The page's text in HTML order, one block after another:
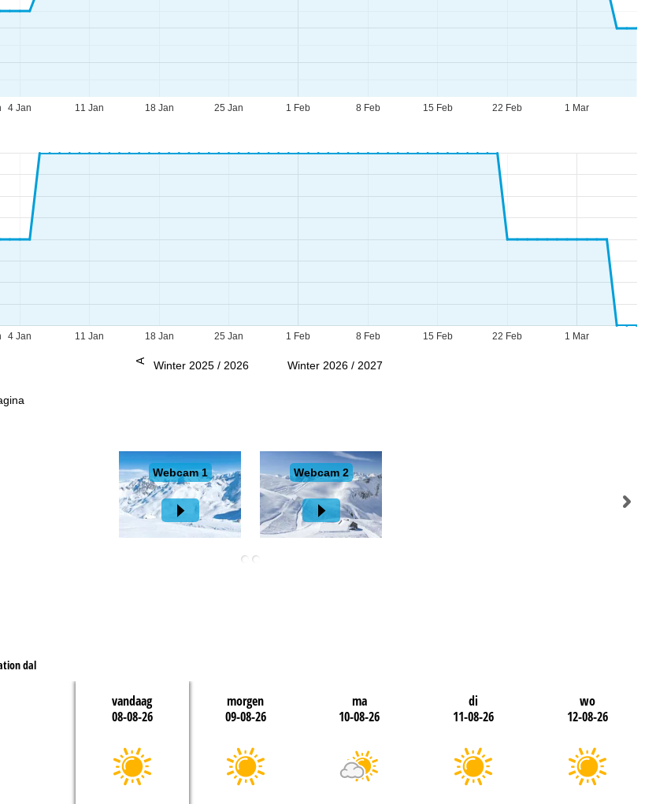
Advies
1 Feb 1 Mar
4 Jan 11 Jan 18 Jan 25 Jan 8 Feb 15 Feb 22 Feb
1 Feb 1 Mar
4 Jan 11 Jan 18 Jan 25 Jan 8 Feb 15 Feb 22 Feb
Winter 2025 / 2026 Winter 2026 / 2027
dal
vandaag
08-08-26
morgen
09-08-26
ma
10-08-26
di
11-08-26
wo
12-08-26